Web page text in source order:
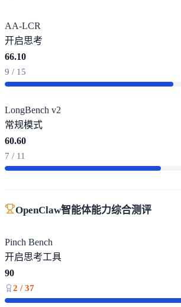
AA-LCR
开启思考
66.10
9 / 15
LongBench v2
常规模式
60.60
7 / 11
OpenClaw智能体能力综合测评
Pinch Bench
开启思考工具
90
2 / 37